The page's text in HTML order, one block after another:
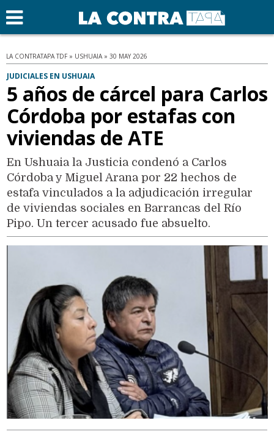
LA CONTRATAPA TDF » USHUAIA » 30 MAY 2026
JUDICIALES EN USHUAIA
5 años de cárcel para Carlos
Córdoba por estafas con
viviendas de ATE
En Ushuaia la Justicia condenó a Carlos
Córdoba y Miguel Arana por 22 hechos de
estafa vinculados a la adjudicación irregular
de viviendas sociales en Barrancas del Río
Pipo. Un tercer acusado fue absuelto.